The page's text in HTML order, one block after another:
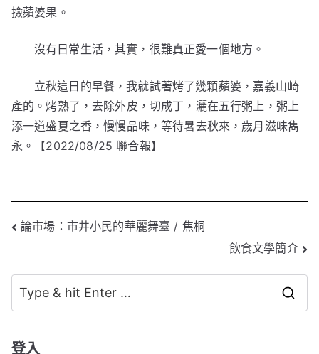
撿蘋婆果。
沒有日常生活，其實，很難真正愛一個地方。
立秋這日的早餐，我就試著烤了幾顆蘋婆，嘉義山崎
產的。烤熟了，去除外皮，切成丁，灑在五行粥上，粥上
添一道盛夏之香，慢慢品味，等待暑去秋來，歲月滋味雋
永。【2022/08/25 聯合報】
文
導
覽
論市場：市井小民的華麗舞臺 / 焦桐
飲食文學簡介
登入